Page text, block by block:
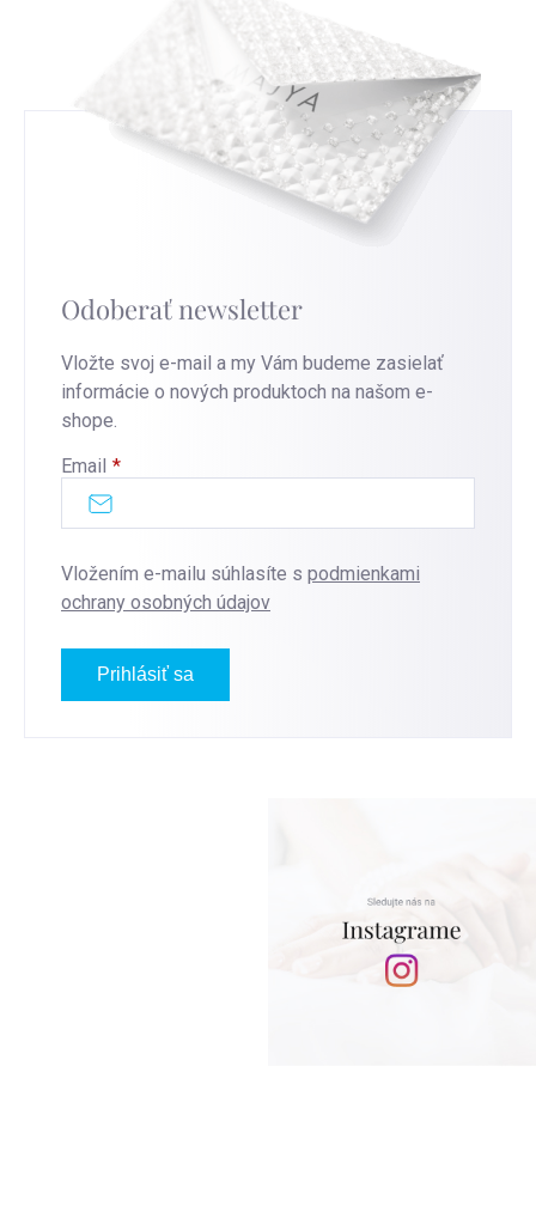
Odoberať newsletter
Vložte svoj e-mail a my Vám budeme zasielať
informácie o nových produktoch na našom e-
shope.
Email
Vložením e-mailu súhlasíte s podmienkami
ochrany osobných údajov
Prihlásiť sa